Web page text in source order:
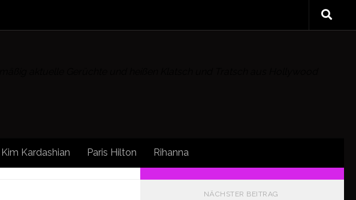
Kim Kardashian Paris Hilton Rihanna
NÄCHSTER BEITRAG